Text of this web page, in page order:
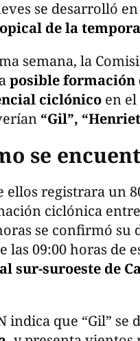
se desarrolló
de la
semana, la
posible formación
ciclónico en el
“Gil”,
se
ellos registrara un
ciclónica
se confirmó su
las 09:00 horas de
sur-suroeste de
que “Gil” se